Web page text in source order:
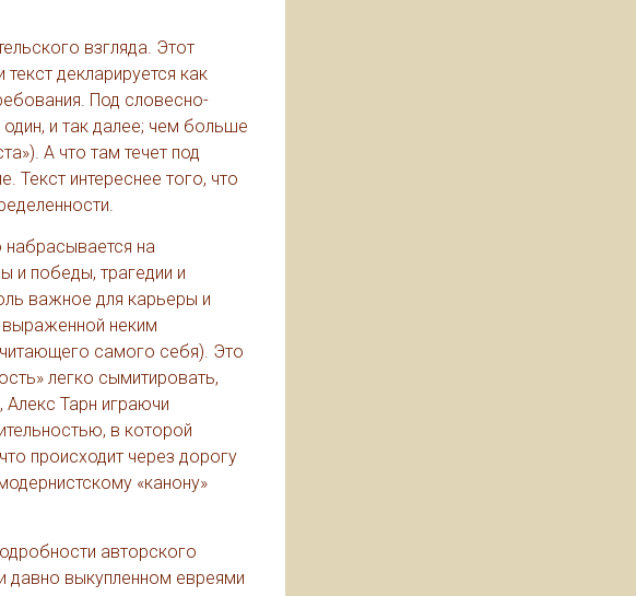
взгляда. Этот
декларируется как
Под словесно-
и так далее; чем больше
А что там течет под
Текст интереснее того, что
на
и победы, трагедии и
важное для карьеры и
выраженной неким
читающего самого себя). Это
легко сымитировать,
Алекс Тарн играючи
в которой
происходит через дорогу
«канону»
авторского
давно выкупленном евреями